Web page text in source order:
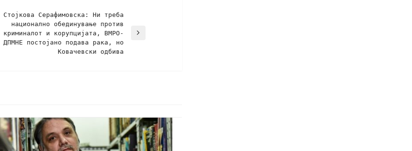
Стојкова Серафимовска: Ни треба
национално обединување против
криминалот и корупцијата, ВМРО-
ДПМНЕ постојано подава рака, но
Ковачевски одбива